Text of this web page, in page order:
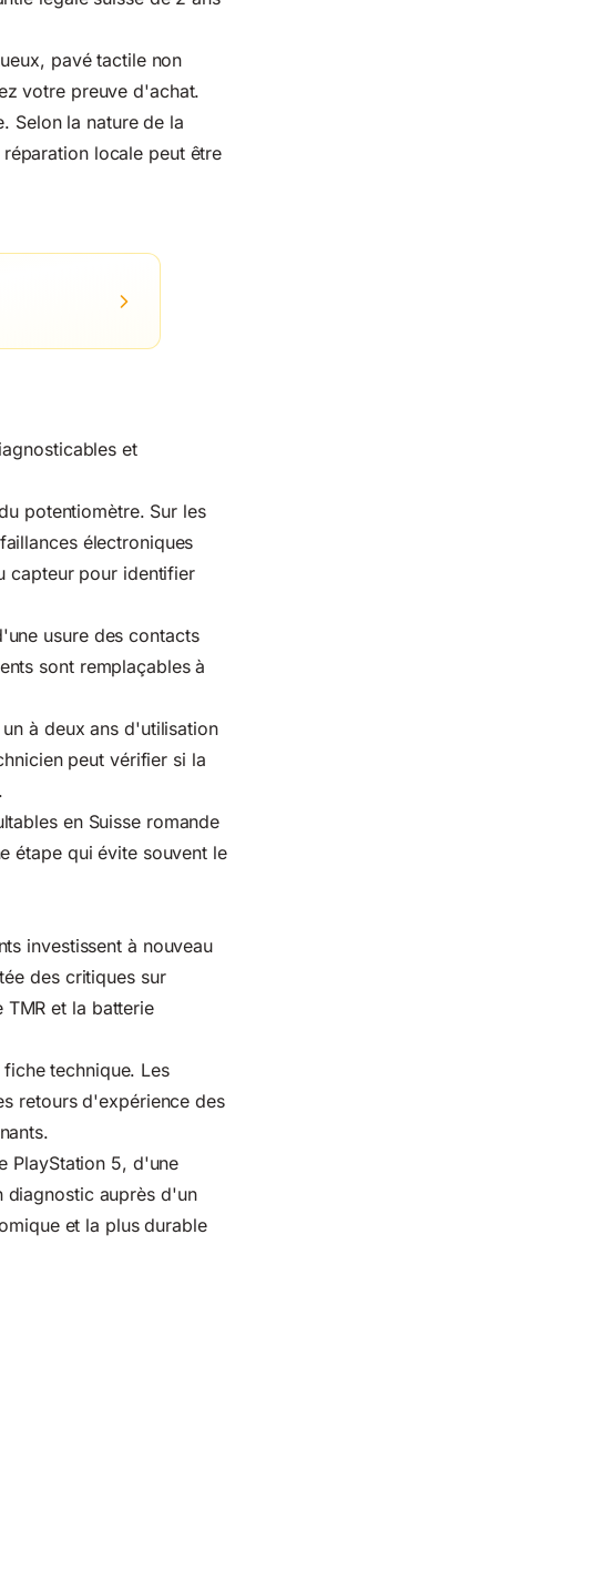
pavé tactile non
votre preuve d'achat.
Selon la nature de la
locale peut être
et
potentiomètre. Sur les
électroniques
capteur pour identifier
usure des contacts
sont remplaçables à
à deux ans d'utilisation
peut vérifier si la
en Suisse romande
étape qui évite souvent le
investissent à nouveau
des critiques sur
et la batterie
technique. Les
retours d'expérience des
PlayStation 5, d'une
diagnostic auprès d'un
et la plus durable